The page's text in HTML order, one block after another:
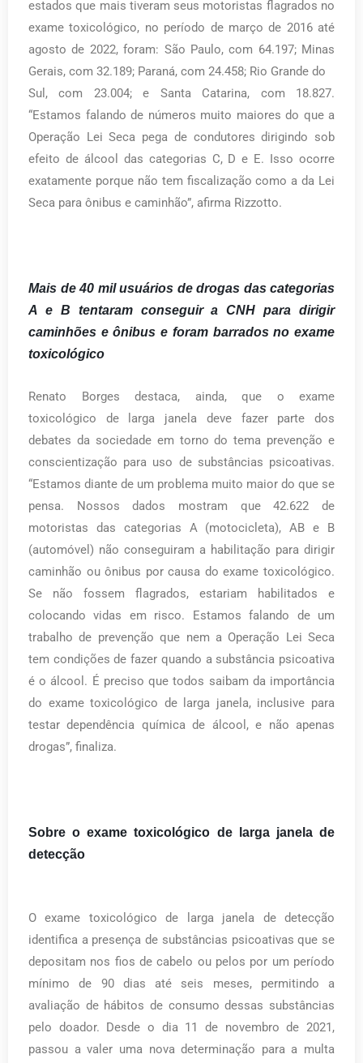
estados que mais tiveram seus motoristas flagrados no
exame toxicológico, no período de março de 2016 até
agosto de 2022, foram: São Paulo, com 64.197; Minas
Gerais, com 32.189; Paraná, com 24.458; Rio Grande do
Sul, com 23.004; e Santa Catarina, com 18.827.
“Estamos falando de números muito maiores do que a
Operação Lei Seca pega de condutores dirigindo sob
efeito de álcool das categorias C, D e E. Isso ocorre
exatamente porque não tem fiscalização como a da Lei
Seca para ônibus e caminhão”, afirma Rizzotto.
Mais de 40 mil usuários de drogas das categorias
A e B tentaram conseguir a CNH para dirigir
caminhões e ônibus e foram barrados no exame
toxicológico
Renato Borges destaca, ainda, que o exame
toxicológico de larga janela deve fazer parte dos
debates da sociedade em torno do tema prevenção e
conscientização para uso de substâncias psicoativas.
“Estamos diante de um problema muito maior do que se
pensa. Nossos dados mostram que 42.622 de
motoristas das categorias A (motocicleta), AB e B
(automóvel) não conseguiram a habilitação para dirigir
caminhão ou ônibus por causa do exame toxicológico.
Se não fossem flagrados, estariam habilitados e
colocando vidas em risco. Estamos falando de um
trabalho de prevenção que nem a Operação Lei Seca
tem condições de fazer quando a substância psicoativa
é o álcool. É preciso que todos saibam da importância
do exame toxicológico de larga janela, inclusive para
testar dependência química de álcool, e não apenas
drogas”, finaliza.
Sobre o exame toxicológico de larga janela de
detecção
O exame toxicológico de larga janela de detecção
identifica a presença de substâncias psicoativas que se
depositam nos fios de cabelo ou pelos por um período
mínimo de 90 dias até seis meses, permitindo a
avaliação de hábitos de consumo dessas substâncias
pelo doador. Desde o dia 11 de novembro de 2021,
passou a valer uma nova determinação para a multa